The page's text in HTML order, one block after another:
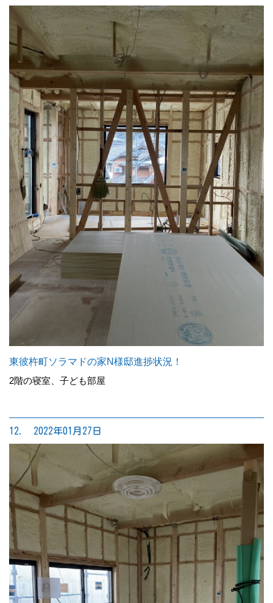
東彼杵町ソラマドの家N様邸進捗状況！
2階の寝室、子ども部屋
12. 2022年01月27日